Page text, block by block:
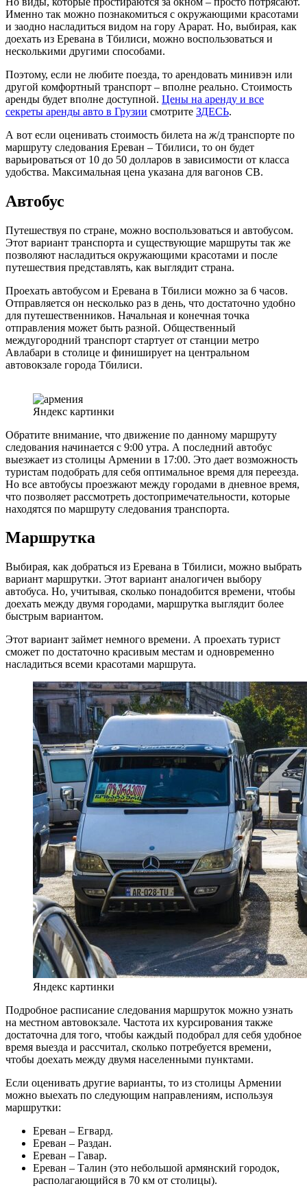
Именно так можно познакомиться с окружающими красотами
и заодно насладиться видом на гору Арарат. Но, выбирая, как
доехать из Еревана в Тбилиси, можно воспользоваться и
несколькими другими способами.
Поэтому, если не любите поезда, то арендовать минивэн или
другой комфортный транспорт – вполне реально. Стоимость
аренды будет вполне доступной. Цены на аренду и все
секреты аренды авто в Грузии смотрите ЗДЕСЬ.
А вот если оценивать стоимость билета на ж/д транспорте по
маршруту следования Ереван – Тбилиси, то он будет
варьироваться от 10 до 50 долларов в зависимости от класса
удобства. Максимальная цена указана для вагонов СВ.
Автобус
Путешествуя по стране, можно воспользоваться и автобусом.
Этот вариант транспорта и существующие маршруты так же
позволяют насладиться окружающими красотами и после
путешествия представлять, как выглядит страна.
Проехать автобусом и Еревана в Тбилиси можно за 6 часов.
Отправляется он несколько раз в день, что достаточно удобно
для путешественников. Начальная и конечная точка
отправления может быть разной. Общественный
междугородний транспорт стартует от станции метро
Авлабари в столице и финиширует на центральном
автовокзале города Тбилиси.
Яндекс картинки
Обратите внимание, что движение по данному маршруту
следования начинается с 9:00 утра. А последний автобус
выезжает из столицы Армении в 17:00. Это дает возможность
туристам подобрать для себя оптимальное время для переезда.
Но все автобусы проезжают между городами в дневное время,
что позволяет рассмотреть достопримечательности, которые
находятся по маршруту следования транспорта.
Маршрутка
Выбирая, как добраться из Еревана в Тбилиси, можно выбрать
вариант маршрутки. Этот вариант аналогичен выбору
автобуса. Но, учитывая, сколько понадобится времени, чтобы
доехать между двумя городами, маршрутка выглядит более
быстрым вариантом.
Этот вариант займет немного времени. А проехать турист
сможет по достаточно красивым местам и одновременно
насладиться всеми красотами маршрута.
Яндекс картинки
Подробное расписание следования маршруток можно узнать
на местном автовокзале. Частота их курсирования также
достаточна для того, чтобы каждый подобрал для себя удобное
время выезда и рассчитал, сколько потребуется времени,
чтобы доехать между двумя населенными пунктами.
Если оценивать другие варианты, то из столицы Армении
можно выехать по следующим направлениям, используя
маршрутки:
Ереван – Егвард.
Ереван – Раздан.
Ереван – Гавар.
Ереван – Талин (это небольшой армянский городок,
располагающийся в 70 км от столицы).